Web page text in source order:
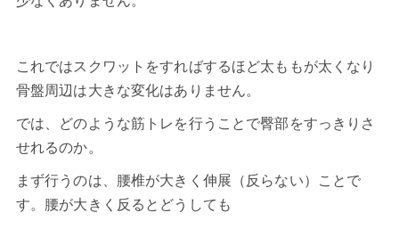
これではスクワットをすればするほど太ももが太くなり
骨盤周辺は大きな変化はありません。
では、どのような筋トレを行うことで臀部をすっきりさ
せれるのか。
まず行うのは、腰椎が大きく伸展（反らない）ことで
す。腰が大きく反るとどうしても